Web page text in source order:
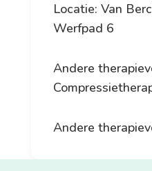
Locatie: Van
Werfpad 6
Andere
Andere